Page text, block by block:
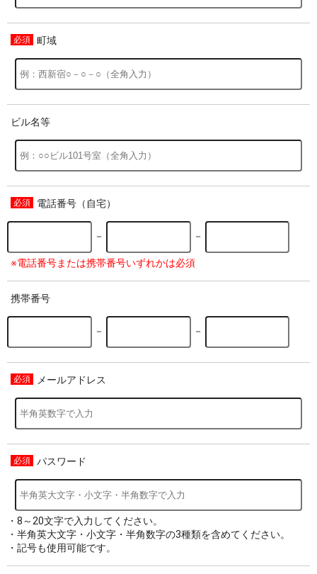
過去の特集をすべて見る>>
町域
ビル名等
電話番号（自宅）
－ －
※電話番号または携帯番号いずれかは必須
携帯番号
－ －
メールアドレス
パスワード
・8～20文字で入力してください。
・半角英大文字・小文字・半角数字の3種類を含めてください。
・記号も使用可能です。